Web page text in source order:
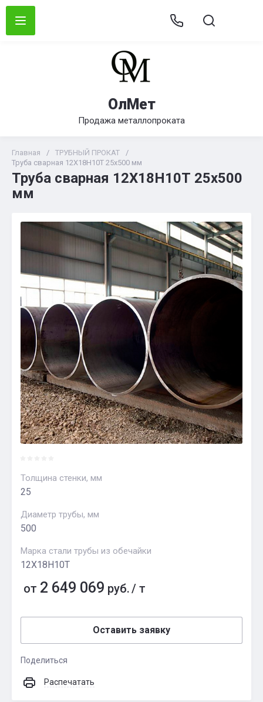
ОлМет
Продажа металлопроката
Главная / ТРУБНЫЙ ПРОКАТ
/
Труба сварная 12Х18Н10Т 25х500 мм
Труба сварная 12Х18Н10Т 25х500
мм
Толщина стенки, мм
25
Диаметр трубы, мм
500
Марка стали трубы из обечайки
12Х18Н10Т
от 2 649 069 руб./ т
Оставить заявку
Поделиться
Распечатать